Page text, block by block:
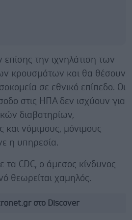
επίσης την ιχνηλάτιση των
κρουσμάτων και θα θέσουν
σε εθνικό επίπεδο. Οι
στις ΗΠΑ δεν ισχύουν για
διαβατηρίων,
και νόμιμους, μόνιμους
η υπηρεσία.
CDC, ο άμεσος κίνδυνος
θεωρείται χαμηλός.
στο Discover